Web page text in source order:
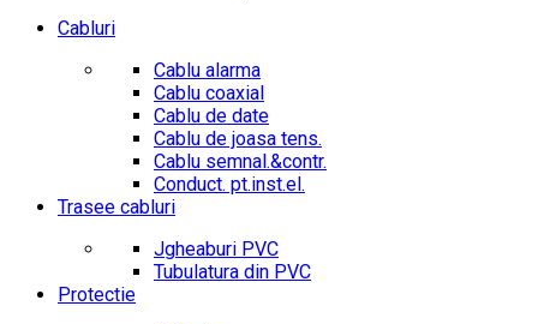
Cabluri
Cablu alarma
Cablu coaxial
Cablu de date
Cablu de joasa tens.
Cablu semnal.&contr.
Conduct. pt.inst.el.
Trasee cabluri
Jgheaburi PVC
Tubulatura din PVC
Protectie